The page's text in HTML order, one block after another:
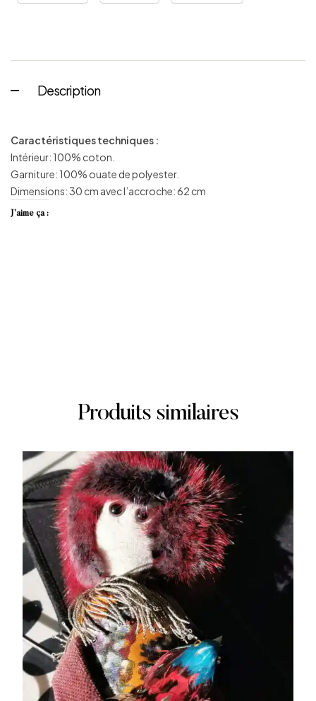
Description
Caractéristiques techniques :
Intérieur: 100% coton.
Garniture: 100% ouate de polyester.
Dimensions: 30 cm avec l’accroche: 62 cm
J’aime ça :
Produits similaires